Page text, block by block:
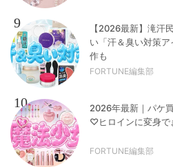
9
【2026最新】滝汗
い「汗＆臭い対策
作も
FORTUNE編集部
10
2026年最新｜パケ
♡ヒロインに変身で
FORTUNE編集部